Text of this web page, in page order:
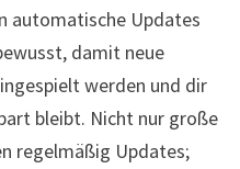
automatische Updates
damit neue
werden und dir
bleibt. Nicht nur große
regelmäßig Updates;